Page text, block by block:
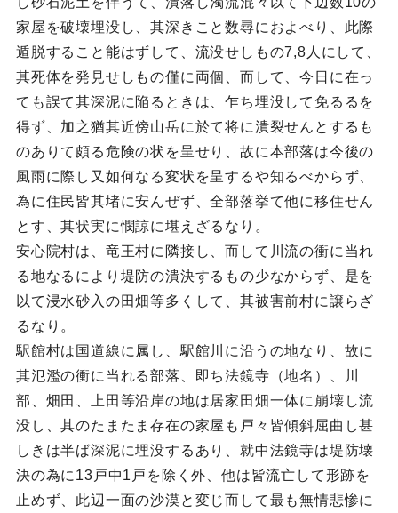
家屋を破壊埋没し、其深きこと数尋におよべり、此際
遁脱すること能はずして、流没せしもの7,8人にして、
其死体を発見せしもの僅に両個、而して、今日に在っ
ても誤て其深泥に陥るときは、乍ち埋没して免るるを
得ず、加之猶其近傍山岳に於て将に潰裂せんとするも
のありて頗る危険の状を呈せり、故に本部落は今後の
風雨に際し又如何なる変状を呈するや知るべからず、
為に住民皆其堵に安んぜず、全部落挙て他に移住せん
とす、其状実に憫諒に堪えざるなり。
安心院村は、竜王村に隣接し、而して川流の衝に当れ
る地なるにより堤防の潰決するもの少なからず、是を
以て浸水砂入の田畑等多くして、其被害前村に譲らざ
るなり。
駅館村は国道線に属し、駅館川に沿うの地なり、故に
其氾濫の衝に当れる部落、即ち法鏡寺（地名）、川
部、畑田、上田等沿岸の地は居家田畑一体に崩壊し流
没し、其のたまたま存在の家屋も戸々皆傾斜屈曲し甚
しきは半ば深泥に埋没するあり、就中法鏡寺は堤防壊
決の為に13戸中1戸を除く外、他は皆流亡して形跡を
止めず、此辺一面の沙漠と変じ而して最も無情悲惨に